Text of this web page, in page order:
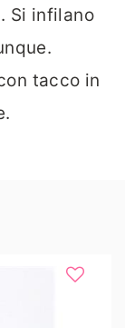
Si infilano
tacco in